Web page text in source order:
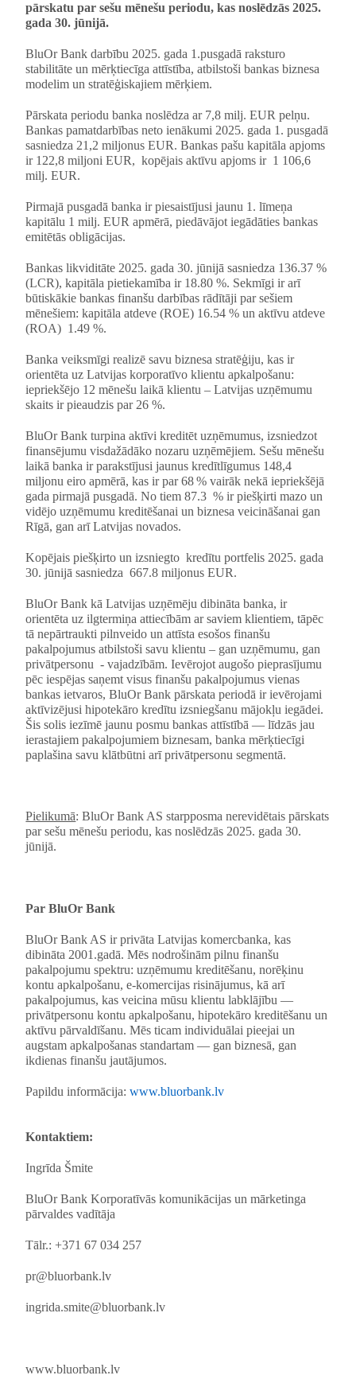
pārskatu par sešu mēnešu periodu, kas noslēdzās 2025.
gada 30. jūnijā.
BluOr Bank darbību 2025. gada 1.pusgadā raksturo
stabilitāte un mērķtiecīga attīstība, atbilstoši bankas biznesa
modelim un stratēģiskajiem mērķiem.
Pārskata periodu banka noslēdza ar 7,8 milj. EUR pelņu.
Bankas pamatdarbības neto ienākumi 2025. gada 1. pusgadā
sasniedza 21,2 miljonus EUR. Bankas pašu kapitāla apjoms
ir 122,8 miljoni EUR, kopējais aktīvu apjoms ir 1 106,6
milj. EUR.
Pirmajā pusgadā banka ir piesaistījusi jaunu 1. līmeņa
kapitālu 1 milj. EUR apmērā, piedāvājot iegādāties bankas
emitētās obligācijas.
Bankas likviditāte 2025. gada 30. jūnijā sasniedza 136.37 %
(LCR), kapitāla pietiekamība ir 18.80 %. Sekmīgi ir arī
būtiskākie bankas finanšu darbības rādītāji par sešiem
mēnešiem: kapitāla atdeve (ROE) 16.54 % un aktīvu atdeve
(ROA) 1.49 %.
Banka veiksmīgi realizē savu biznesa stratēģiju, kas ir
orientēta uz Latvijas korporatīvo klientu apkalpošanu:
iepriekšējo 12 mēnešu laikā klientu – Latvijas uzņēmumu
skaits ir pieaudzis par 26 %.
BluOr Bank turpina aktīvi kreditēt uzņēmumus, izsniedzot
finansējumu visdažādāko nozaru uzņēmējiem. Sešu mēnešu
laikā banka ir parakstījusi jaunus kredītlīgumus 148,4
miljonu eiro apmērā, kas ir par 68 % vairāk nekā iepriekšējā
gada pirmajā pusgadā. No tiem 87.3 % ir piešķirti mazo un
vidējo uzņēmumu kreditēšanai un biznesa veicināšanai gan
Rīgā, gan arī Latvijas novados.
Kopējais piešķirto un izsniegto kredītu portfelis 2025. gada
30. jūnijā sasniedza 667.8 miljonus EUR.
BluOr Bank kā Latvijas uzņēmēju dibināta banka, ir
orientēta uz ilgtermiņa attiecībām ar saviem klientiem, tāpēc
tā nepārtraukti pilnveido un attīsta esošos finanšu
pakalpojumus atbilstoši savu klientu – gan uzņēmumu, gan
privātpersonu - vajadzībām. Ievērojot augošo pieprasījumu
pēc iespējas saņemt visus finanšu pakalpojumus vienas
bankas ietvaros, BluOr Bank pārskata periodā ir ievērojami
aktīvizējusi hipotekāro kredītu izsniegšanu mājokļu iegādei.
Šis solis iezīmē jaunu posmu bankas attīstībā — līdzās jau
ierastajiem pakalpojumiem biznesam, banka mērķtiecīgi
paplašina savu klātbūtni arī privātpersonu segmentā.
Pielikumā: BluOr Bank AS starpposma nerevidētais pārskats
par sešu mēnešu periodu, kas noslēdzās 2025. gada 30.
jūnijā.
Par BluOr Bank
BluOr Bank AS ir privāta Latvijas komercbanka, kas
dibināta 2001.gadā. Mēs nodrošinām pilnu finanšu
pakalpojumu spektru: uzņēmumu kreditēšanu, norēķinu
kontu apkalpošanu, e-komercijas risinājumus, kā arī
pakalpojumus, kas veicina mūsu klientu labklājību —
privātpersonu kontu apkalpošanu, hipotekāro kreditēšanu un
aktīvu pārvaldīšanu. Mēs ticam individuālai pieejai un
augstam apkalpošanas standartam — gan biznesā, gan
ikdienas finanšu jautājumos.
Papildu informācija:www.bluorbank.lv
Kontaktiem:
Ingrīda Šmite
BluOr Bank Korporatīvās komunikācijas un mārketinga
pārvaldes vadītāja
Tālr.: +371 67 034 257
pr@bluorbank.lv
ingrida.smite@bluorbank.lv
www.bluorbank.lv